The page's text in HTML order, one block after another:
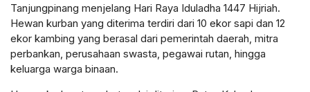
Tanjungpinang menjelang Hari Raya Iduladha 1447 Hijriah.
Hewan kurban yang diterima terdiri dari 10 ekor sapi dan 12
ekor kambing yang berasal dari pemerintah daerah, mitra
perbankan, perusahaan swasta, pegawai rutan, hingga
keluarga warga binaan.